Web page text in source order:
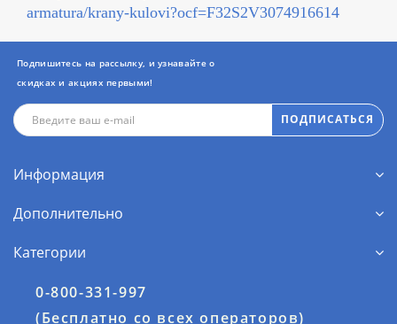
armatura/krany-kulovi?ocf=F32S2V3074916614
Подпишитесь на рассылку, и узнавайте о
скидках и акциях первыми!
ПОДПИСАТЬСЯ
Информация
Дополнительно
Категории
0-800-331-997
(Бесплатно со всех операторов)